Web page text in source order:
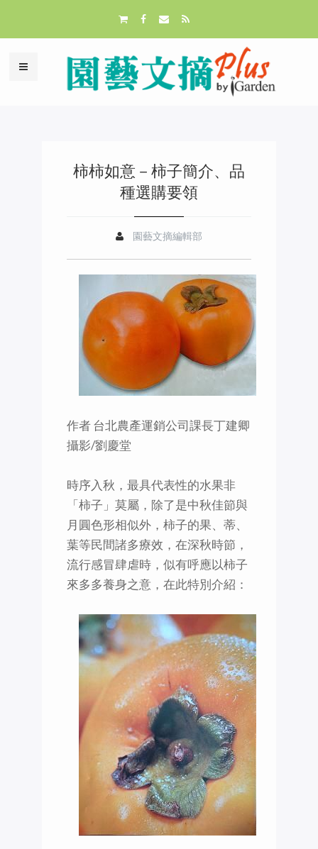
柿柿如意－柿子簡介、品
種選購要領
園藝文摘編輯部
作者 台北農產運銷公司課長丁建卿
攝影/劉慶堂
時序入秋，最具代表性的水果非
「柿子」莫屬，除了是中秋佳節與
月圓色形相似外，柿子的果、蒂、
葉等民間諸多療效，在深秋時節，
流行感冒肆虐時，似有呼應以柿子
來多多養身之意，在此特別介紹：